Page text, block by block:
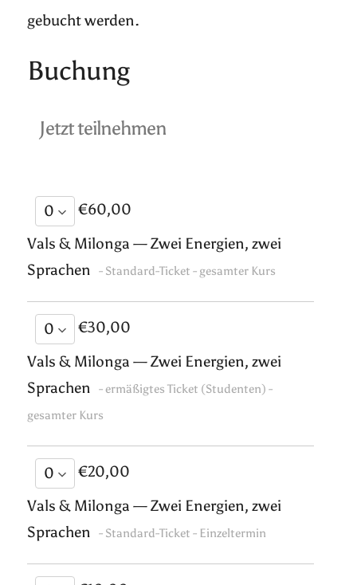
gebucht werden.
Buchung
Jetzt teilnehmen
€60,00
Vals & Milonga — Zwei Energien, zwei
Sprachen - Standard-Ticket - gesamter Kurs
€30,00
Vals & Milonga — Zwei Energien, zwei
Sprachen - ermäßigtes Ticket (Studenten) -
gesamter Kurs
€20,00
Vals & Milonga — Zwei Energien, zwei
Sprachen - Standard-Ticket - Einzeltermin